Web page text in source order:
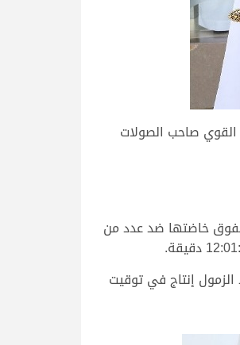
بصحبة الشعار القوي صاحب الصولات
مفتوح، سيف المرموم 2023، بعد رحلة من التألق والتفوق خاضتها ضد عدد من
إنتاج في توقيت